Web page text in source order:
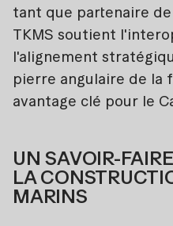
tant que partenaire
TKMS soutient
l'alignement
pierre angulaire de la
avantage clé pour le
UN SAVOIR-
LA
MARINS